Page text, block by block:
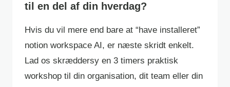
til en del af din hverdag?
Hvis du vil mere end bare at “have installeret”
notion workspace AI, er næste skridt enkelt.
Lad os skræddersy en 3 timers praktisk
workshop til din organisation, dit team eller din